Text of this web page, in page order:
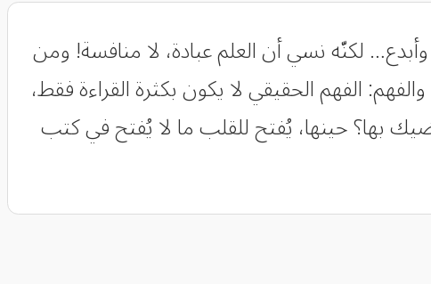
لكنّه نسي أن العلم عبادة، لا منافسة! ومن
الفهم الحقيقي لا يكون بكثرة القراءة فقط،
بها؟ حينها، يُفتح للقلب ما لا يُفتح في كتب